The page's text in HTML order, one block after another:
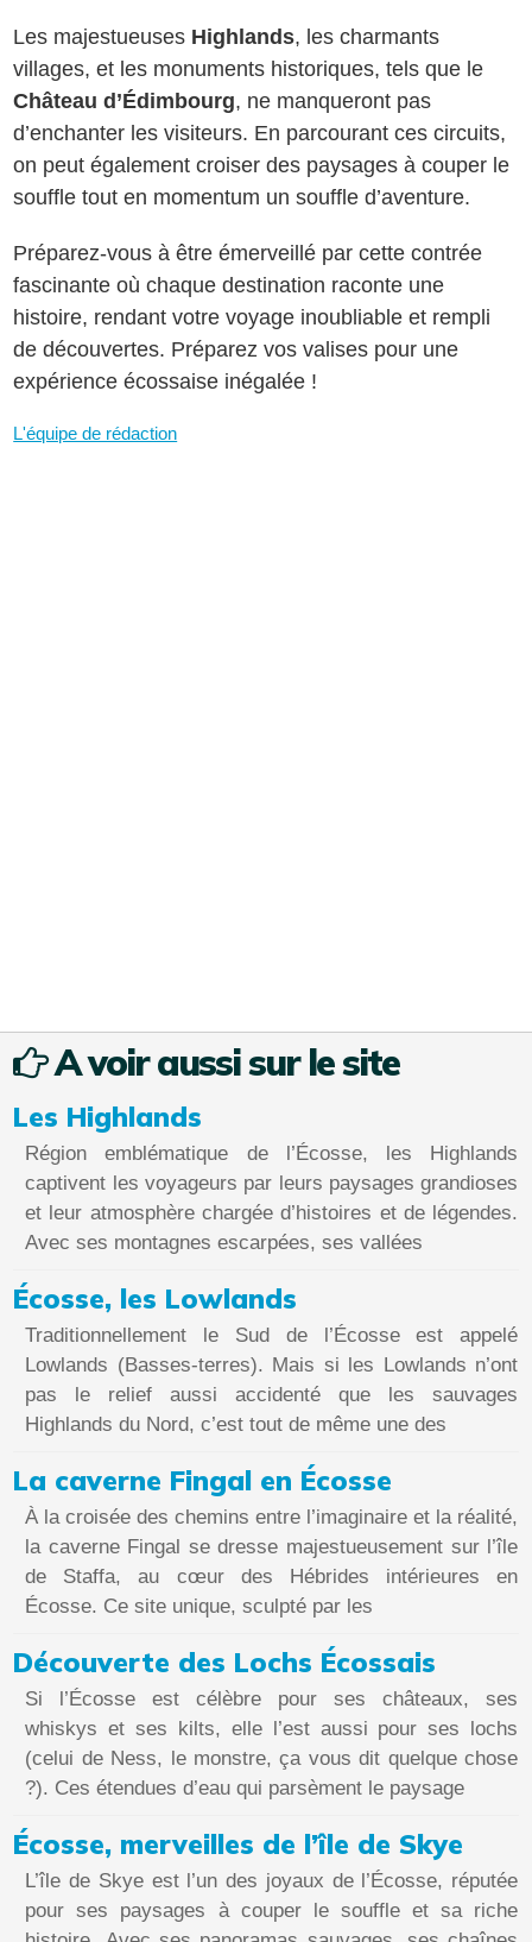
Les majestueuses Highlands, les charmants
villages, et les monuments historiques, tels que le
Château d’Édimbourg, ne manqueront pas
d’enchanter les visiteurs. En parcourant ces circuits,
on peut également croiser des paysages à couper le
souffle tout en momentum un souffle d’aventure.
Préparez-vous à être émerveillé par cette contrée
fascinante où chaque destination raconte une
histoire, rendant votre voyage inoubliable et rempli
de découvertes. Préparez vos valises pour une
expérience écossaise inégalée !
L'équipe de rédaction
A voir aussi sur le site
Les Highlands
Région emblématique de l’Écosse, les Highlands
captivent les voyageurs par leurs paysages grandioses
et leur atmosphère chargée d’histoires et de légendes.
Avec ses montagnes escarpées, ses vallées
Écosse, les Lowlands
Traditionnellement le Sud de l’Écosse est appelé
Lowlands (Basses-terres). Mais si les Lowlands n’ont
pas le relief aussi accidenté que les sauvages
Highlands du Nord, c’est tout de même une des
La caverne Fingal en Écosse
À la croisée des chemins entre l’imaginaire et la réalité,
la caverne Fingal se dresse majestueusement sur l’île
de Staffa, au cœur des Hébrides intérieures en
Écosse. Ce site unique, sculpté par les
Découverte des Lochs Écossais
Si l’Écosse est célèbre pour ses châteaux, ses
whiskys et ses kilts, elle l’est aussi pour ses lochs
(celui de Ness, le monstre, ça vous dit quelque chose
?). Ces étendues d’eau qui parsèment le paysage
Écosse, merveilles de l’île de Skye
L’île de Skye est l’un des joyaux de l’Écosse, réputée
pour ses paysages à couper le souffle et sa riche